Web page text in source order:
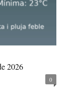
2026
0